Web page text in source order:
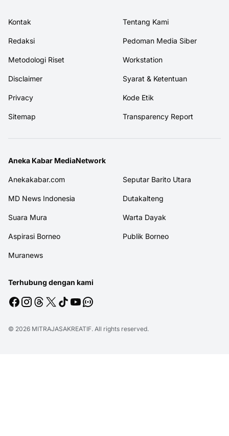
Kontak Tentang Kami
Redaksi Pedoman Media Siber
Metodologi Riset Workstation
Disclaimer Syarat & Ketentuan
Privacy Kode Etik
Sitemap Transparency Report
Aneka Kabar MediaNetwork
Anekakabar.com Seputar Barito Utara
MD News Indonesia Dutakalteng
Suara Mura Warta Dayak
Aspirasi Borneo Publik Borneo
Muranews
Terhubung dengan kami
© 2026 MITRAJASAKREATIF. All rights reserved.